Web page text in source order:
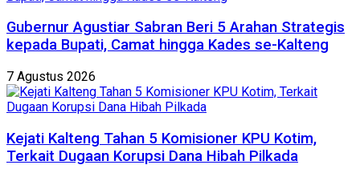
Gubernur Agustiar Sabran Beri 5 Arahan Strategis
kepada Bupati, Camat hingga Kades se-Kalteng
7 Agustus 2026
Kejati Kalteng Tahan 5 Komisioner KPU Kotim,
Terkait Dugaan Korupsi Dana Hibah Pilkada